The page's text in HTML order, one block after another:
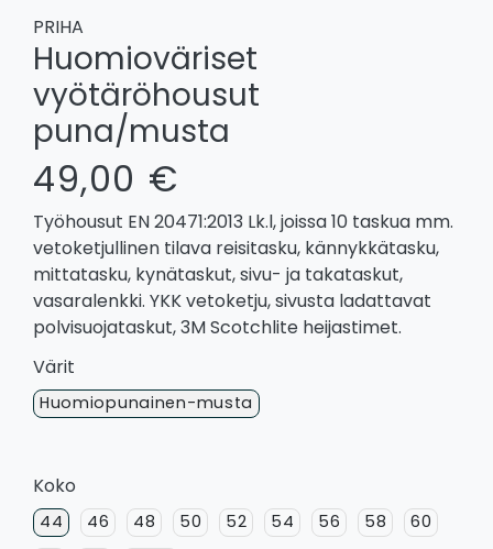
PRIHA
Huomioväriset
vyötäröhousut
puna/musta
49,00 €
Työhousut EN 20471:2013 Lk.l, joissa 10 taskua mm.
vetoketjullinen tilava reisitasku, kännykkätasku,
mittatasku, kynätaskut, sivu- ja takataskut,
vasaralenkki. YKK vetoketju, sivusta ladattavat
polvisuojataskut, 3M Scotchlite heijastimet.
Värit
Huomiopunainen-musta
Koko
44 46 48 50 52 54 56 58
60